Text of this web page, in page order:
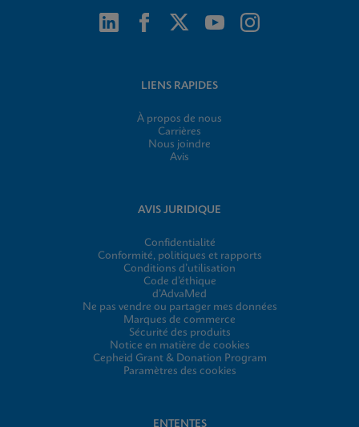
LIENS RAPIDES
À propos de nous
Carrières
Nous joindre
Avis
AVIS JURIDIQUE
Confidentialité
Conformité, politiques et rapports
Conditions d’utilisation
Code d’éthique
d’AdvaMed
Ne pas vendre ou partager mes données
Marques de commerce
Sécurité des produits
Notice en matière de cookies
Cepheid Grant & Donation Program
Paramètres des cookies
ENTENTES